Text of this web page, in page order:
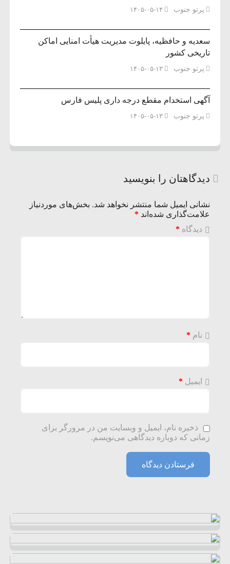
پرتو جنوب ۱۴۰۵-۰۵-۱۴
سعدیه و حافظیه، پایلوت مدیریت هیأت امنایی اماکن
تاریخی کشور
پرتو جنوب ۱۴۰۵-۰۵-۱۳
آگهی استخدام مقطع درجه داری پلیس فارس
پرتو جنوب ۱۴۰۵-۰۵-۱۳
دیدگاهتان را بنویسید
نشانی ایمیل شما منتشر نخواهد شد. بخش‌های موردنیاز
علامت‌گذاری شده‌اند *
دیدگاه *
نام *
ایمیل *
ذخیره نام، ایمیل و وبسایت من در مرورگر برای
زمانی که دوباره دیدگاهی می‌نویسم.